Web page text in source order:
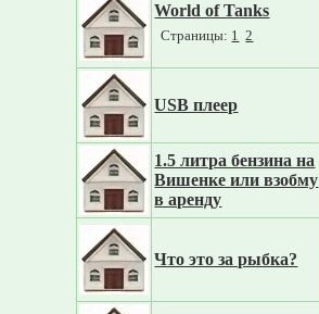
World of Tanks
Страницы: 1 2
USB плеер
1.5 литра бензина на
Вишенке или взобму
в аренду
Что это за рыбка?